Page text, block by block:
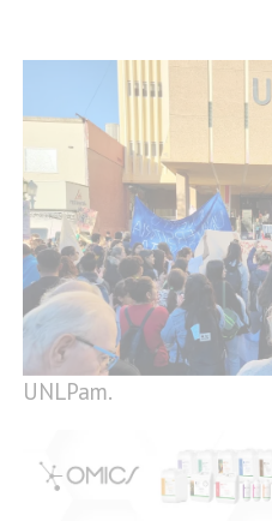
UNLPam.